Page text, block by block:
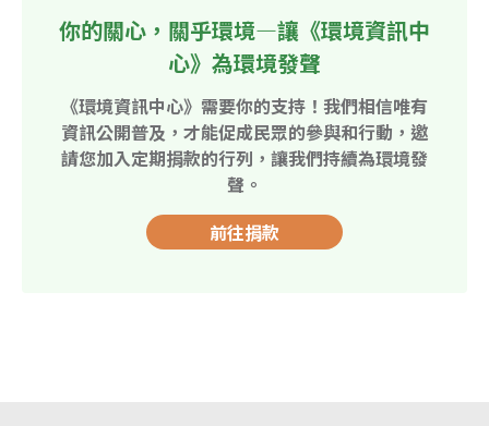
你的關心，關乎環境—讓《環境資訊中
心》為環境發聲
《環境資訊中心》需要你的支持！我們相信唯有
資訊公開普及，才能促成民眾的參與和行動，邀
請您加入定期捐款的行列，讓我們持續為環境發
聲。
前往捐款